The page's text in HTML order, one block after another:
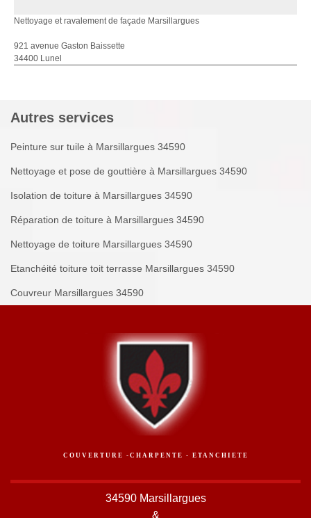
Nettoyage et ravalement de façade Marsillargues
921 avenue Gaston Baissette
34400 Lunel
Autres services
Peinture sur tuile à Marsillargues 34590
Nettoyage et pose de gouttière à Marsillargues 34590
Isolation de toiture à Marsillargues 34590
Réparation de toiture à Marsillargues 34590
Nettoyage de toiture Marsillargues 34590
Etanchéité toiture toit terrasse Marsillargues 34590
Couvreur Marsillargues 34590
COUVERTURE -CHARPENTE - ETANCHIETE
34590 Marsillargues
&